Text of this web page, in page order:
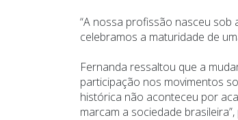
“A nossa profissão nasceu
celebramos a maturidade de
Fernanda ressaltou que a
participação nos movimentos
histórica não aconteceu por
marcam a sociedade